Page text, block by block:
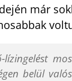
már
belül